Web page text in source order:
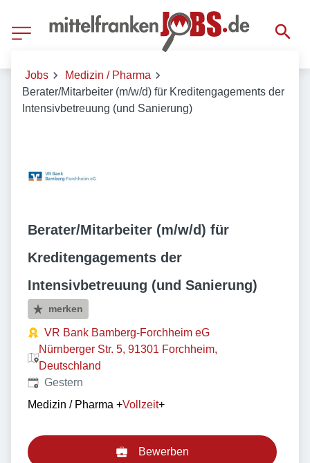
Jobs
Medizin / Pharma
Berater/Mitarbeiter (m/w/d) für Kreditengagements der
Intensivbetreuung (und Sanierung)
Berater/Mitarbeiter (m/w/d) für
Kreditengagements der
Intensivbetreuung (und Sanierung)
merken
VR Bank Bamberg-Forchheim eG
Nürnberger Str. 5, 91301 Forchheim,
Deutschland
Veröffentlicht
Gestern
Medizin / Pharma +Vollzeit+
Bewerben